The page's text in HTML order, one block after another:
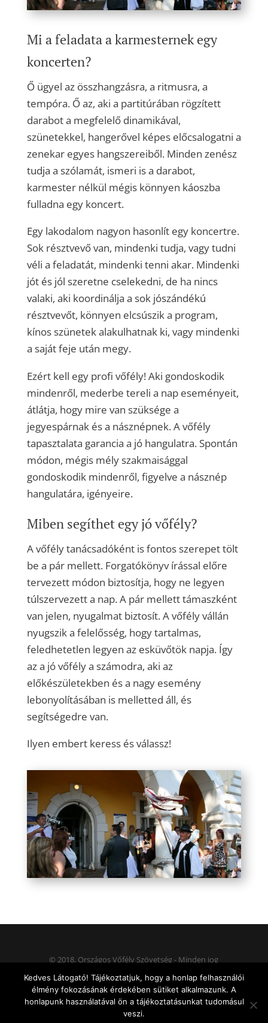
Mi a feladata a karmesternek egy
koncerten?
Ő ügyel az összhangzásra, a ritmusra, a
tempóra. Ő az, aki a partitúrában rögzített
darabot a megfelelő dinamikával,
szünetekkel, hangerővel képes előcsalogatni a
zenekar egyes hangszereiből. Minden zenész
tudja a szólamát, ismeri is a darabot,
karmester nélkül mégis könnyen káoszba
fulladna egy koncert.
Egy lakodalom nagyon hasonlít egy koncertre.
Sok résztvevő van, mindenki tudja, vagy tudni
véli a feladatát, mindenki tenni akar. Mindenki
jót és jól szeretne cselekedni, de ha nincs
valaki, aki koordinálja a sok jószándékú
résztvevőt, könnyen elcsúszik a program,
kínos szünetek alakulhatnak ki, vagy mindenki
a saját feje után megy.
Ezért kell egy profi vőfély! Aki gondoskodik
mindenről, mederbe tereli a nap eseményeit,
átlátja, hogy mire van szüksége a
jegyespárnak és a násznépnek. A vőfély
tapasztalata garancia a jó hangulatra. Spontán
módon, mégis mély szakmaisággal
gondoskodik mindenről, figyelve a násznép
hangulatára, igényeire.
Miben segíthet egy jó vőfély?
A vőfély tanácsadóként is fontos szerepet tölt
be a pár mellett. Forgatókönyv írással előre
tervezett módon biztosítja, hogy ne legyen
túlszervezett a nap. A pár mellett támaszként
van jelen, nyugalmat biztosít. A vőfély vállán
nyugszik a felelősség, hogy tartalmas,
feledhetetlen legyen az esküvőtök napja. Így
az a jó vőfély a számodra, aki az
előkészületekben és a nagy esemény
lebonyolításában is melletted áll, és
segítségedre van.
Ilyen embert keress és válassz!
© 2018. Országos Vőfély Szövetség - Minden jog
fenntartva.
Weboldal és dizájn: Carina Novum
Kedves Látogató! Tájékoztatjuk, hogy a honlap felhasználói
élmény fokozásának érdekében sütiket alkalmazunk. A
honlapunk használatával ön a tájékoztatásunkat tudomásul
veszi.